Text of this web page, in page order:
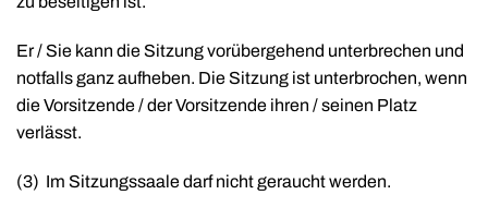
Er / Sie kann die Sitzung vorübergehend unterbrechen und
notfalls ganz aufheben. Die Sitzung ist unterbrochen, wenn
die Vorsitzende / der Vorsitzende ihren / seinen Platz
verlässt.
(3) Im Sitzungssaale darf nicht geraucht werden.